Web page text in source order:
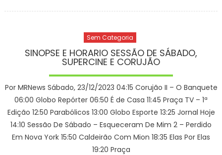
Sem Categoria
SINOPSE E HORARIO SESSÃO DE SÁBADO,
SUPERCINE E CORUJÃO
Por MRNews Sábado, 23/12/2023 04:15 Corujão II – O Banquete
06:00 Globo Repórter 06:50 É de Casa 11:45 Praça TV – 1ª
Edição 12:50 Parabólicos 13:00 Globo Esporte 13:25 Jornal Hoje
14:10 Sessão De Sábado – Esqueceram De Mim 2 – Perdido
Em Nova York 15:50 Caldeirão Com Mion 18:35 Elas Por Elas
19:20 Praça